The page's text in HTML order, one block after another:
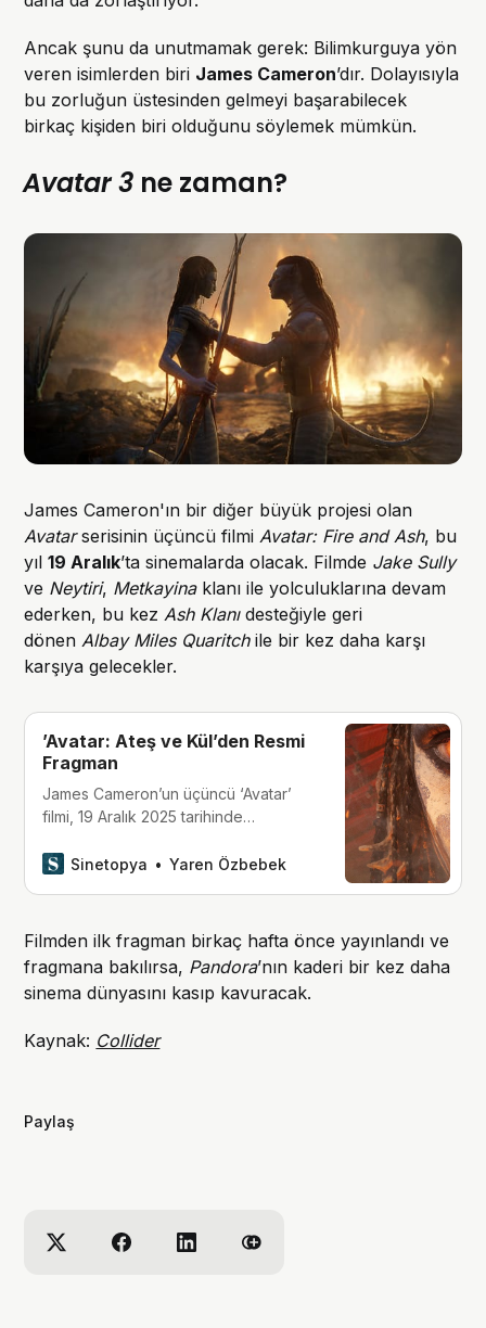
Ancak şunu da unutmamak gerek: Bilimkurguya yön
veren isimlerden biri James Cameron’dır. Dolayısıyla
bu zorluğun üstesinden gelmeyi başarabilecek
birkaç kişiden biri olduğunu söylemek mümkün.
Avatar 3 ne zaman?
James Cameron'ın bir diğer büyük projesi olan
Avatarserisinin üçüncü filmi Avatar: Fire and Ash, bu
yıl19 Aralık’ta sinemalarda olacak. Filmde Jake Sully
ve Neytiri, Metkayina klanı ile yolculuklarına devam
ederken, bu kez Ash Klanıdesteğiyle geri
dönen Albay Miles Quaritchile bir kez daha karşı
karşıya gelecekler.
’Avatar: Ateş ve Kül’den Resmi
Fragman
James Cameron’un üçüncü ‘Avatar’
filmi, 19 Aralık 2025 tarihinde
Sinetopya
Yaren Özbebek
Filmden ilk fragman birkaç hafta önce yayınlandı ve
fragmana bakılırsa, Pandora’nın kaderi bir kez daha
sinema dünyasını kasıp kavuracak.
Kaynak: Collider
Paylaş